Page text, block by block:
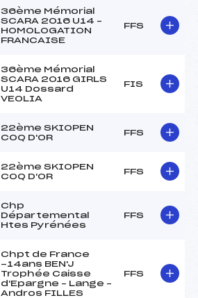
36ème Mémorial
SCARA 2016 U14 –
HOMOLOGATION
FRANCAISE
FFS
36ème Mémorial
SCARA 2016 GIRLS
U14 Dossard
VEOLIA
FIS
22ème SKIOPEN
COQ D'OR
FFS
22ème SKIOPEN
COQ D'OR
FFS
Chp
Départemental
Htes Pyrénées
FFS
Chpt de France
-14ans BEN'J
Trophée Caisse
d'Epargne – Lange –
Andros FILLES
FFS